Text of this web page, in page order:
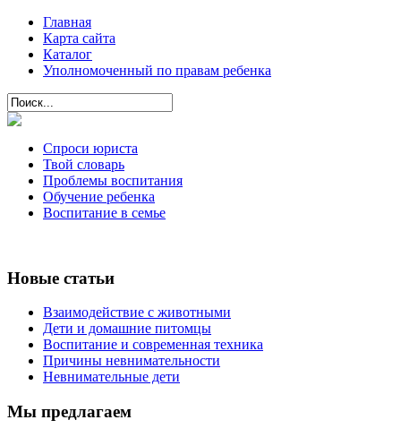
Главная
Карта сайта
Каталог
Уполномоченный по правам ребенка
Спроси юриста
Твой словарь
Проблемы воспитания
Обучение ребенка
Воспитание в семье
Новые статьи
Взаимодействие с животными
Дети и домашние питомцы
Воспитание и современная техника
Причины невнимательности
Невнимательные дети
Мы предлагаем